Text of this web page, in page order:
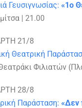
Γευσιγνωσίας: «1ο
| 21.00
21/8
Θεατρική
Φιλιατών
28/8
Παράσταση: «Δεν